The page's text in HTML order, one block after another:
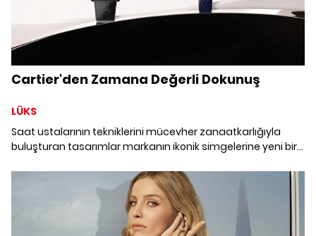
Cartier'den Zamana Değerli Dokunuş
LÜKS
Saat ustalarının tekniklerini mücevher zanaatkarlığıyla
buluşturan tasarımlar markanın ikonik simgelerine yeni bir